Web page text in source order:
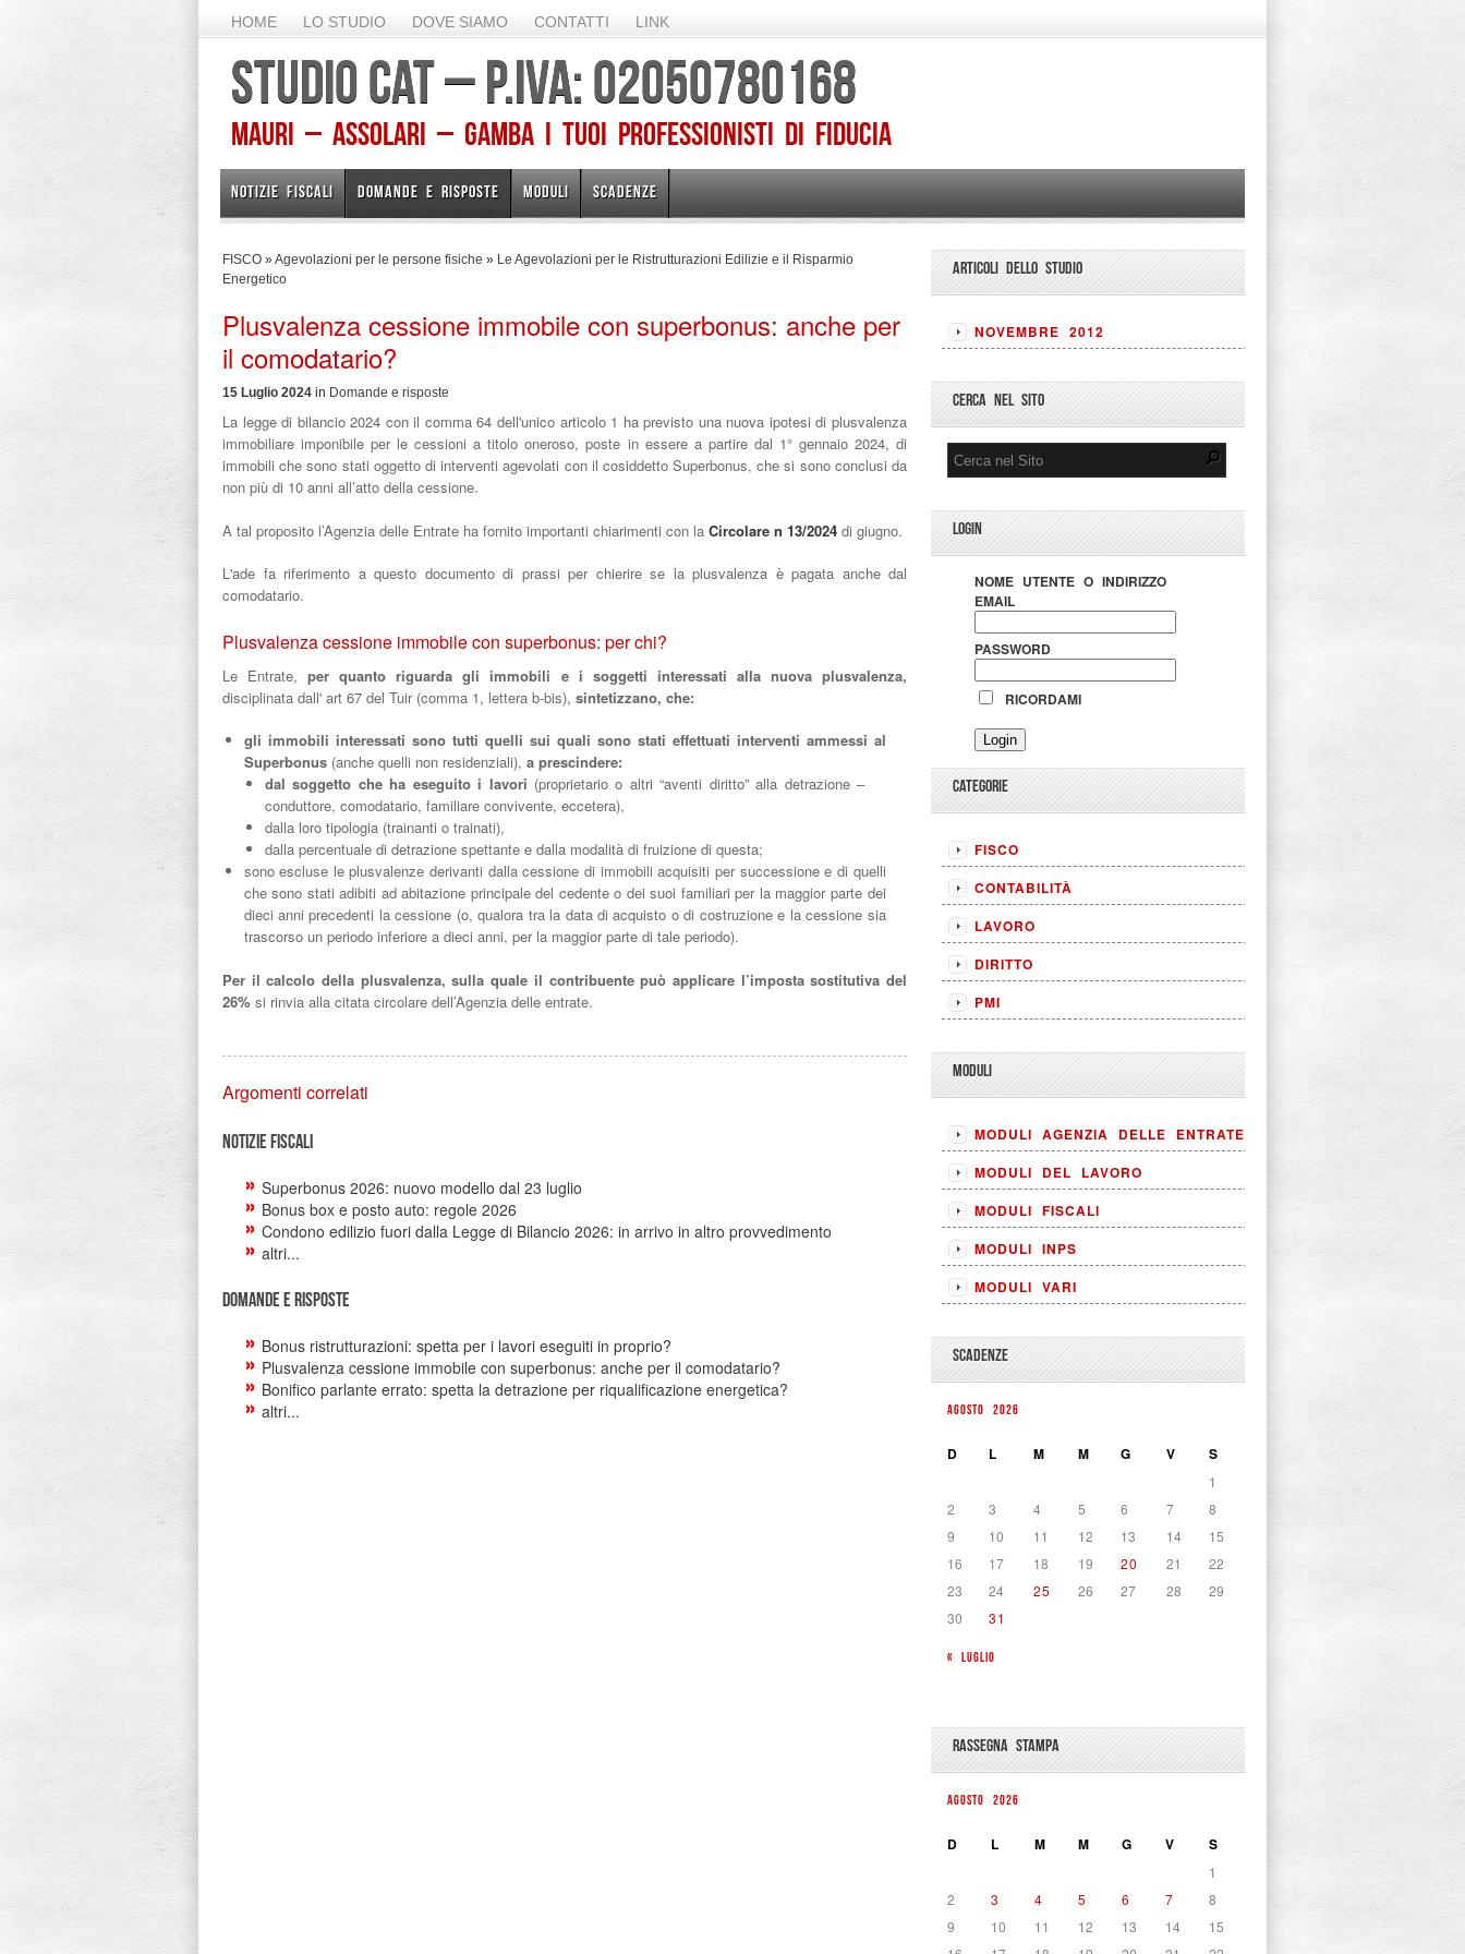
HOME LO STUDIO DOVE SIAMO CONTATTI LINK
STUDIO CAT – P.IVA: 02050780168
Mauri – Assolari – Gamba I TUOI PROFESSIONISTI DI FIDUCIA
NOTIZIE FISCALI DOMANDE E RISPOSTE MODULI SCADENZE
FISCO »Agevolazioni per le persone fisiche » Le Agevolazioni per le Ristrutturazioni Edilizie e il Risparmio
Energetico
Plusvalenza cessione immobile con superbonus: anche per
il comodatario?
15 Luglio 2024 in Domande e risposte
La legge di bilancio 2024 con il comma 64 dell'unico articolo 1 ha previsto una nuova ipotesi di plusvalenza
immobiliare imponibile per le cessioni a titolo oneroso, poste in essere a partire dal 1° gennaio 2024, di
immobili che sono stati oggetto di interventi agevolati con il cosiddetto Superbonus, che si sono conclusi da
non più di 10 anni all’atto della cessione.
A tal proposito l’Agenzia delle Entrate ha fornito importanti chiarimenti con la Circolare n 13/2024 di giugno.
L'ade fa riferimento a questo documento di prassi per chierire se la plusvalenza è pagata anche dal
comodatario.
Plusvalenza cessione immobile con superbonus: per chi?
Le Entrate,per quanto riguarda gli immobili e i soggetti interessati alla nuova plusvalenza,
disciplinata dall' art 67 del Tuir (comma 1, lettera b-bis), sintetizzano, che:
gli immobili interessati sono tutti quelli sui quali sono stati effettuati interventi ammessi al
Superbonus(anche quelli non residenziali), a prescindere:
dal soggetto che ha eseguito i lavori (proprietario o altri “aventi diritto” alla detrazione –
conduttore, comodatario, familiare convivente, eccetera),
dalla loro tipologia (trainanti o trainati),
dalla percentuale di detrazione spettante e dalla modalità di fruizione di questa;
sono escluse le plusvalenze derivanti dalla cessione di immobili acquisiti per successione e di quelli
che sono stati adibiti ad abitazione principale del cedente o dei suoi familiari per la maggior parte dei
dieci anni precedenti la cessione (o, qualora tra la data di acquisto o di costruzione e la cessione sia
trascorso un periodo inferiore a dieci anni, per la maggior parte di tale periodo).
Per il calcolo della plusvalenza, sulla quale il contribuente può applicare l’imposta sostitutiva del
26% si rinvia alla citata circolare dell’Agenzia delle entrate.
Argomenti correlati
Notizie Fiscali
Superbonus 2026: nuovo modello dal 23 luglio
Bonus box e posto auto: regole 2026
Condono edilizio fuori dalla Legge di Bilancio 2026: in arrivo in altro provvedimento
altri...
Domande e risposte
Bonus ristrutturazioni: spetta per i lavori eseguiti in proprio?
Plusvalenza cessione immobile con superbonus: anche per il comodatario?
Bonifico parlante errato: spetta la detrazione per riqualificazione energetica?
altri...
ARTICOLI DELLO STUDIO
NOVEMBRE 2012
CERCA NEL SITO
LOGIN
NOME UTENTE O INDIRIZZO
EMAIL
PASSWORD
RICORDAMI
CATEGORIE
FISCO
CONTABILITÀ
LAVORO
DIRITTO
PMI
MODULI
MODULI AGENZIA DELLE ENTRATE
MODULI DEL LAVORO
MODULI FISCALI
MODULI INPS
MODULI VARI
SCADENZE
AGOSTO 2026
D L M M G V S
« LUGLIO
1
2
3 4 5 6 7
8
9
10 11 12 13 14
15
16
17 18 19 20 21
22
23
24 25 26 27 28
29
30
31
RASSEGNA STAMPA
AGOSTO 2026
D L M M G V S
1
2
3 4 5 6 7
8
9
10 11 12 13 14
15